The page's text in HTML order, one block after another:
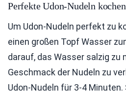
Perfekte Udon-Nudeln kochen
Um Udon-Nudeln perfekt zu
einen großen Topf Wasser
darauf, das Wasser salzig zu
Geschmack der Nudeln zu
Udon-Nudeln für 3-4